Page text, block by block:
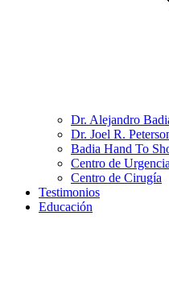
Dr. Alejandro
Dr. Joel R.
Badia Hand To
Centro de
Centro de Cirugía
Testimonios
Educación